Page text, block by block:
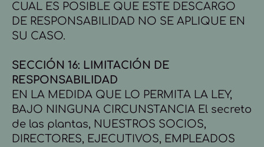
CUAL ES POSIBLE QUE ESTE DESCARGO
DE RESPONSABILIDAD NO SE APLIQUE EN
SU CASO.
SECCIÓN 16: LIMITACIÓN DE
RESPONSABILIDAD
EN LA MEDIDA QUE LO PERMITA LA LEY,
BAJO NINGUNA CIRCUNSTANCIA El secreto
de las plantas, NUESTROS SOCIOS,
DIRECTORES, EJECUTIVOS, EMPLEADOS